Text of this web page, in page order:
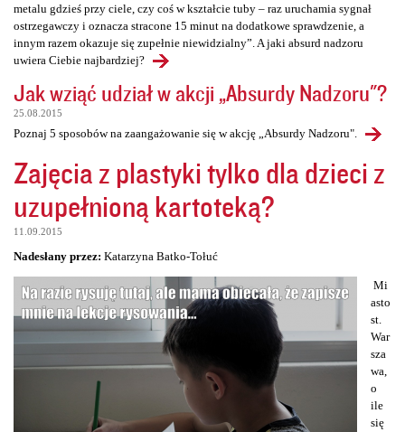
metalu gdzieś przy ciele, czy coś w kształcie tuby – raz uruchamia sygnał
ostrzegawczy i oznacza stracone 15 minut na dodatkowe sprawdzenie, a
innym razem okazuje się zupełnie niewidzialny”. A jaki absurd nadzoru
uwiera Ciebie najbardziej?
Jak wziąć udział w akcji „Absurdy Nadzoru"?
25.08.2015
Poznaj 5 sposobów na zaangażowanie się w akcję „Absurdy Nadzoru".
Zajęcia z plastyki tylko dla dzieci z
uzupełnioną kartoteką?
11.09.2015
Nadesłany przez: Katarzyna Batko-Tołuć
Mi
asto
st.
War
sza
wa,
o
ile
się